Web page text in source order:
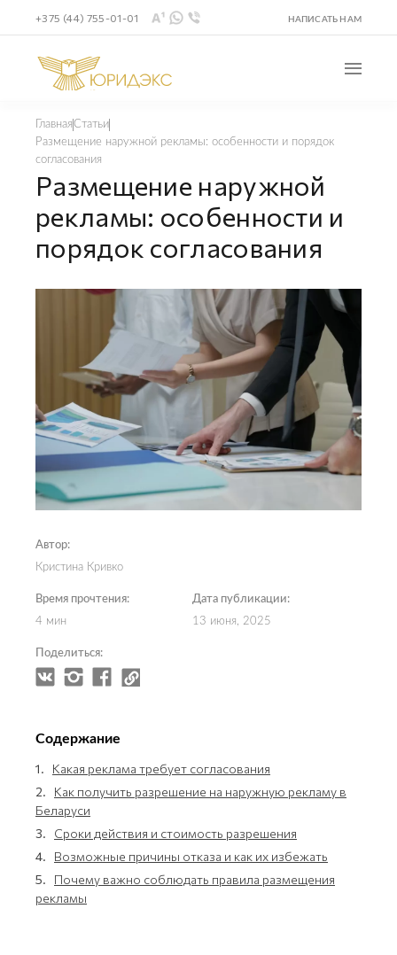
НАПИСАТЬ НАМ
+375 (44) 755-01-01
ГлавнаяСтатьи
Размещение наружной рекламы: особенности и порядок
согласования
Размещение наружной
рекламы: особенности и
порядок согласования
Время прочтения:
4 мин
Автор:
Кристина Кривко
Дата публикации:
13 июня, 2025
Поделиться:
Содержание
1.
Какая реклама требует согласования
2.
Как получить разрешение на наружную рекламу в
Беларуси
3.
Сроки действия и стоимость разрешения
4.
Возможные причины отказа и как их избежать
5.
Почему важно соблюдать правила размещения
рекламы